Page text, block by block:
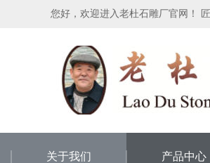
您好，欢迎进入老杜石雕厂官网！
关于我们 产品中心